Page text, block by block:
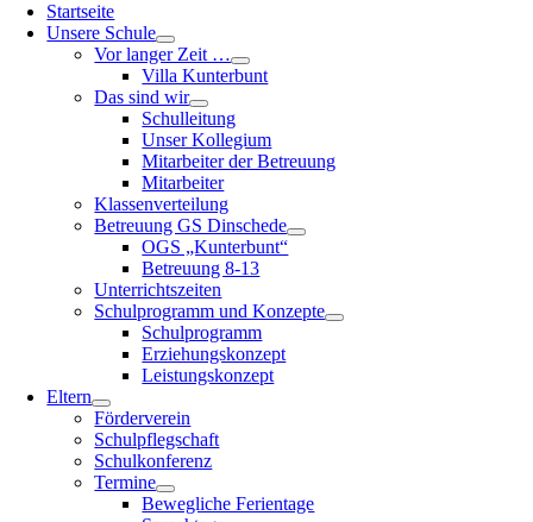
Startseite
Unsere Schule
Vor langer Zeit …
Villa Kunterbunt
Das sind wir
Schulleitung
Unser Kollegium
Mitarbeiter der Betreuung
Mitarbeiter
Klassenverteilung
Betreuung GS Dinschede
OGS „Kunterbunt“
Betreuung 8-13
Unterrichtszeiten
Schulprogramm und Konzepte
Schulprogramm
Erziehungskonzept
Leistungskonzept
Eltern
Förderverein
Schulpflegschaft
Schulkonferenz
Termine
Bewegliche Ferientage